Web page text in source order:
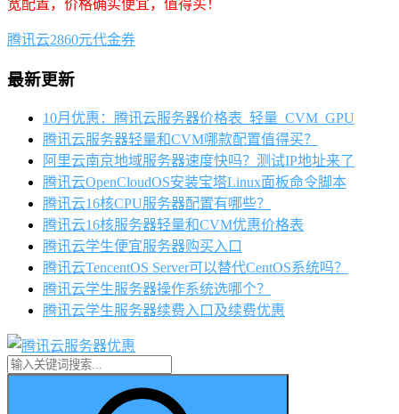
宽配置，价格确实便宜，值得买！
腾讯云2860元代金券
最新更新
10月优惠：腾讯云服务器价格表_轻量_CVM_GPU
腾讯云服务器轻量和CVM哪款配置值得买？
阿里云南京地域服务器速度快吗？测试IP地址来了
腾讯云OpenCloudOS安装宝塔Linux面板命令脚本
腾讯云16核CPU服务器配置有哪些？
腾讯云16核服务器轻量和CVM优惠价格表
腾讯云学生便宜服务器购买入口
腾讯云TencentOS Server可以替代CentOS系统吗？
腾讯云学生服务器操作系统选哪个？
腾讯云学生服务器续费入口及续费优惠